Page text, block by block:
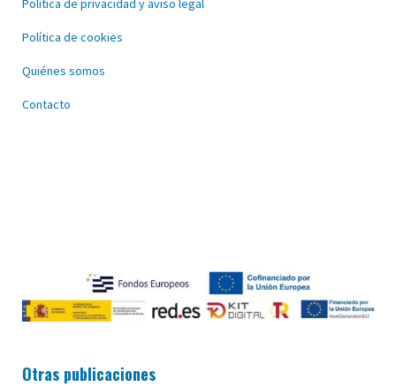
Política de privacidad y aviso legal
Política de cookies
Quiénes somos
Contacto
Otras publicaciones